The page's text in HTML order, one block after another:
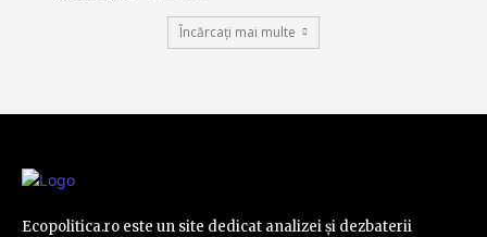
Încărcați mai multe
Ecopolitica.ro este un site dedicat analizei și dezbaterii